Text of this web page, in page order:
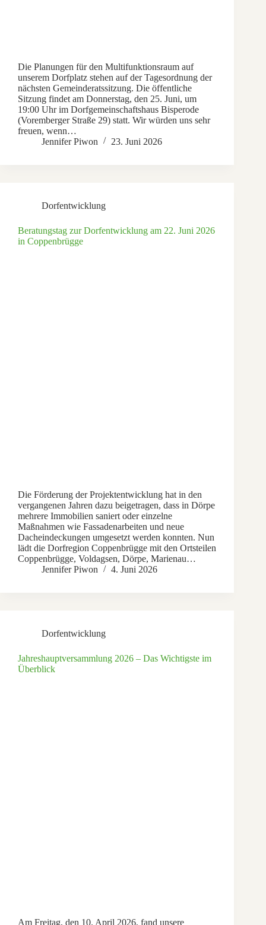
Die Planungen für den Multifunktionsraum auf
unserem Dorfplatz stehen auf der Tagesordnung der
nächsten Gemeinderatssitzung. Die öffentliche
Sitzung findet am Donnerstag, den 25. Juni, um
19:00 Uhr im Dorfgemeinschaftshaus Bisperode
(Voremberger Straße 29) statt. Wir würden uns sehr
freuen, wenn…
Jennifer Piwon
23. Juni 2026
Dorfentwicklung
Beratungstag zur Dorfentwicklung am 22. Juni 2026
in Coppenbrügge
Die Förderung der Projektentwicklung hat in den
vergangenen Jahren dazu beigetragen, dass in Dörpe
mehrere Immobilien saniert oder einzelne
Maßnahmen wie Fassadenarbeiten und neue
Dacheindeckungen umgesetzt werden konnten. Nun
lädt die Dorfregion Coppenbrügge mit den Ortsteilen
Coppenbrügge, Voldagsen, Dörpe, Marienau…
Jennifer Piwon
4. Juni 2026
Dorfentwicklung
Jahreshauptversammlung 2026 – Das Wichtigste im
Überblick
Am Freitag, den 10. April 2026, fand unsere